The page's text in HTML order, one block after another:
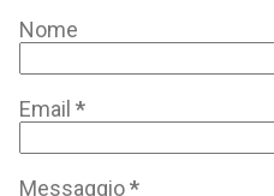
Nome
Email *
Messaggio*